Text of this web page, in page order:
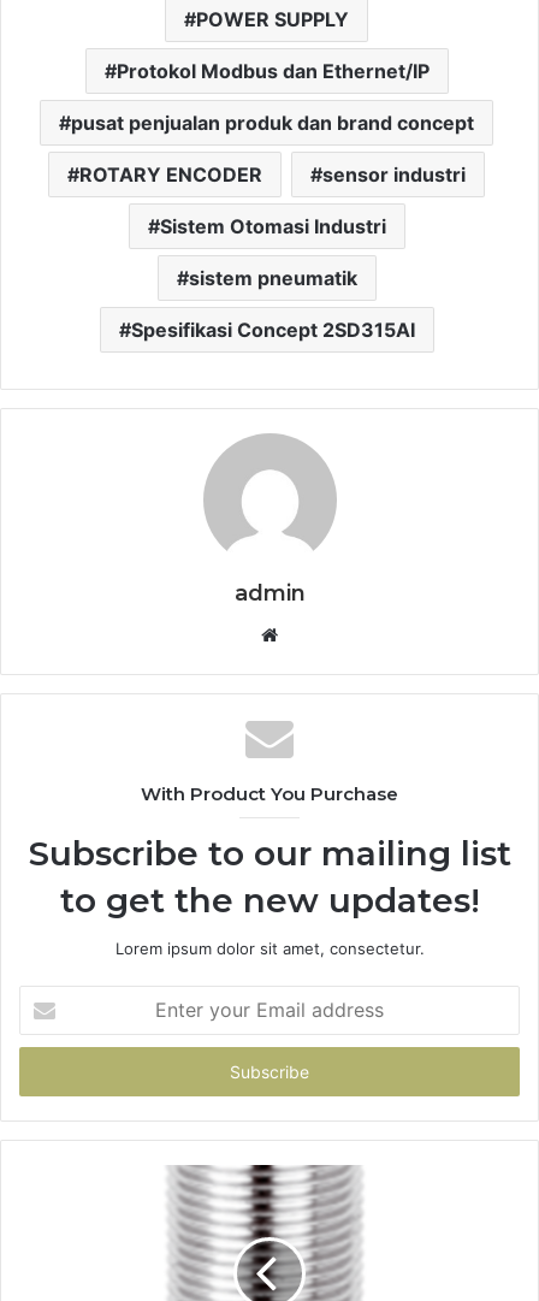
POWER SUPPLY
Protokol Modbus dan Ethernet/IP
pusat penjualan produk dan brand concept
ROTARY ENCODER sensor industri
Sistem Otomasi Industri
sistem pneumatik
Spesifikasi Concept 2SD315AI
admin
Website
With Product You Purchase
Subscribe to our mailing list
to get the new updates!
Lorem ipsum dolor sit amet, consectetur.
your
Email